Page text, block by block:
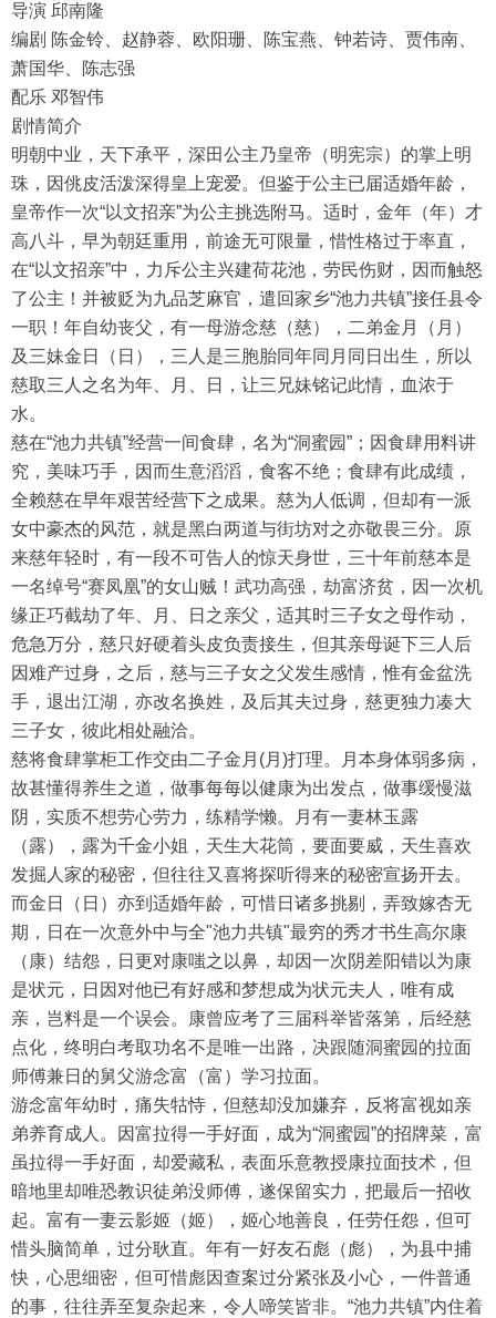
导演 邱南隆
编剧 陈金铃、赵静蓉、欧阳珊、陈宝燕、钟若诗、贾伟南、
萧国华、陈志强
配乐 邓智伟
剧情简介
明朝中业，天下承平，深田公主乃皇帝（明宪宗）的掌上明
珠，因佻皮活泼深得皇上宠爱。但鉴于公主已届适婚年龄，
皇帝作一次“以文招亲”为公主挑选附马。适时，金年（年）才
高八斗，早为朝廷重用，前途无可限量，惜性格过于率直，
在“以文招亲”中，力斥公主兴建荷花池，劳民伤财，因而触怒
了公主！并被贬为九品芝麻官，遣回家乡“池力共镇”接任县令
一职！年自幼丧父，有一母游念慈（慈），二弟金月（月）
及三妹金日（日），三人是三胞胎同年同月同日出生，所以
慈取三人之名为年、月、日，让三兄妹铭记此情，血浓于
水。
慈在“池力共镇”经营一间食肆，名为“洞蜜园”；因食肆用料讲
究，美味巧手，因而生意滔滔，食客不绝；食肆有此成绩，
全赖慈在早年艰苦经营下之成果。慈为人低调，但却有一派
女中豪杰的风范，就是黑白两道与街坊对之亦敬畏三分。原
来慈年轻时，有一段不可告人的惊天身世，三十年前慈本是
一名绰号“赛凤凰”的女山贼！武功高强，劫富济贫，因一次机
缘正巧截劫了年、月、日之亲父，适其时三子女之母作动，
危急万分，慈只好硬着头皮负责接生，但其亲母诞下三人后
因难产过身，之后，慈与三子女之父发生感情，惟有金盆洗
手，退出江湖，亦改名换姓，及后其夫过身，慈更独力凑大
三子女，彼此相处融洽。
慈将食肆掌柜工作交由二子金月(月)打理。月本身体弱多病，
故甚懂得养生之道，做事每每以健康为出发点，做事缓慢滋
阴，实质不想劳心劳力，练精学懒。月有一妻林玉露
（露），露为千金小姐，天生大花筒，要面要威，天生喜欢
发掘人家的秘密，但往往又喜将探听得来的秘密宣扬开去。
而金日（日）亦到适婚年龄，可惜日诸多挑剔，弄致嫁杏无
期，日在一次意外中与全"池力共镇"最穷的秀才书生高尔康
（康）结怨，日更对康嗤之以鼻，却因一次阴差阳错以为康
是状元，日因对他已有好感和梦想成为状元夫人，唯有成
亲，岂料是一个误会。康曾应考了三届科举皆落第，后经慈
点化，终明白考取功名不是唯一出路，决跟随洞蜜园的拉面
师傅兼日的舅父游念富（富）学习拉面。
游念富年幼时，痛失牯恃，但慈却没加嫌弃，反将富视如亲
弟养育成人。因富拉得一手好面，成为“洞蜜园”的招牌菜，富
虽拉得一手好面，却爱藏私，表面乐意教授康拉面技术，但
暗地里却唯恐教识徒弟没师傅，遂保留实力，把最后一招收
起。富有一妻云影姬（姬），姬心地善良，任劳任怨，但可
惜头脑简单，过分耿直。年有一好友石彪（彪），为县中捕
快，心思细密，但可惜彪因查案过分紧张及小心，一件普通
的事，往往弄至复杂起来，令人啼笑皆非。“池力共镇”内住着